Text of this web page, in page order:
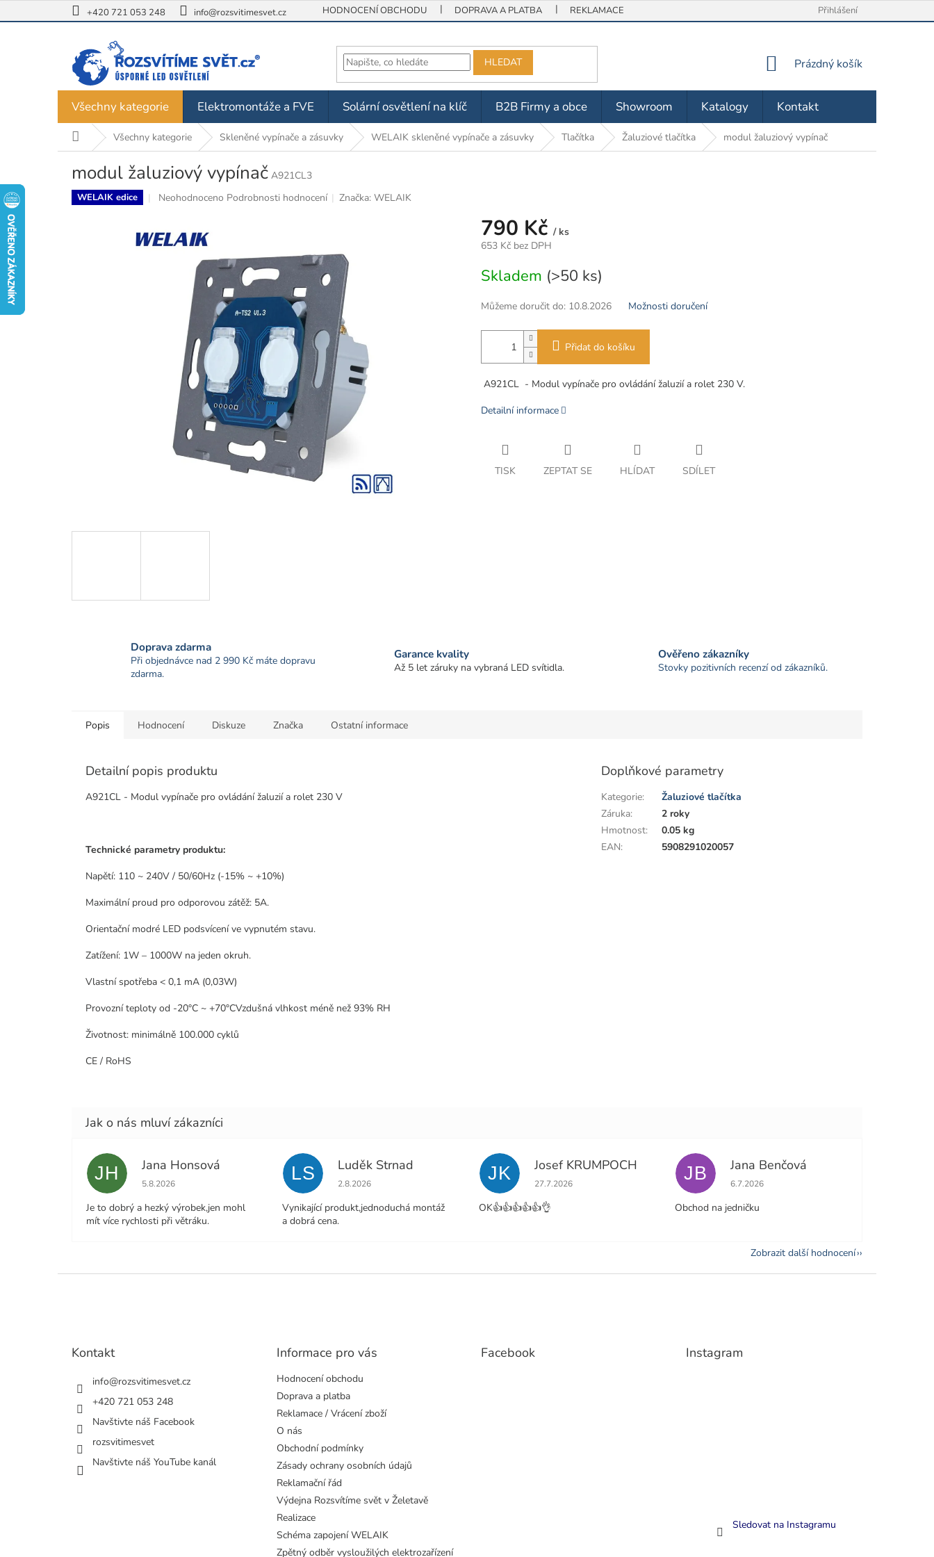
na
+420 721 053 248 info@rozsvitimesvet.cz HODNOCENÍ OBCHODU DOPRAVA A PLATBA REKLAMACE / VRÁCENÍ ZBOŽÍ OBCHODNÍ PODMÍNKY
Přihlášení
HLEDAT
NÁKUPNÍ
Prázdný košík
Všechny kategorie Elektromontáže a FVE Solární osvětlení na klíč B2B Firmy a obce Showroom Katalogy Kontakt
Domů Všechny kategorie Skleněné vypínače a zásuvky WELAIK skleněné vypínače a zásuvky Tlačítka Žaluziové tlačítka modul žaluziový vypínač
modul žaluziový vypínač A921CL3
WELAIK edice
Průměrné
je
0,0
hvězdiček.
Neohodnoceno Podrobnosti hodnocení Značka:WELAIK
790 Kč / ks
653 Kč bez DPH
cena:
Skladem (>50 ks)
Můžeme doručit do: 10.8.2026 Možnosti doručení
Přidat do košíku
A921CL - Modul vypínače pro ovládání žaluzií a rolet 230 V.
Detailní informace
TISK ZEPTAT SE HLÍDAT SDÍLET
Doprava zdarma
Při objednávce nad 2 990 Kč máte dopravu
zdarma.
Garance kvality
Až 5 let záruky na vybraná LED svítidla.
Ověřeno zákazníky
Stovky pozitivních recenzí od zákazníků.
Popis Hodnocení Diskuze Značka Ostatní informace
Detailní popis produktu
A921CL - Modul vypínače pro ovládání žaluzií a rolet 230 V
Technické parametry produktu:
Napětí: 110 ~ 240V / 50/60Hz (-15% ~ +10%)
Maximální proud pro odporovou zátěž: 5A.
Orientační modré LED podsvícení ve vypnutém stavu.
Zatížení: 1W – 1000W na jeden okruh.
Vlastní spotřeba < 0,1 mA (0,03W)
Provozní teploty od -20°C ~ +70°CVzdušná vlhkost méně než 93% RH
Životnost: minimálně 100.000 cyklů
CE / RoHS
Doplňkové parametry
Kategorie:
Žaluziové tlačítka
Záruka:
2 roky
Hmotnost:
0.05 kg
EAN: 5908291020057
JH Jana Honsová
Hodnocení obchodu je 5 z 5 hvězdiček.
5.8.2026
Je to dobrý a hezký výrobek,jen mohl
mít více rychlosti při větráku.
LS Luděk Strnad
Hodnocení obchodu je 5 z 5 hvězdiček.
2.8.2026
Vynikající produkt,jednoduchá montáž
a dobrá cena.
JK Josef KRUMPOCH
Hodnocení obchodu je 5 z 5 hvězdiček.
27.7.2026
OK👍👍👍👍👍👌
JB Jana Benčová
Hodnocení obchodu je 5 z 5 hvězdiček.
6.7.2026
Obchod na jedničku
Zobrazit další hodnocení
Kontakt
info@rozsvitimesvet.cz
+420 721 053 248
Navštivte náš Facebook
rozsvitimesvet
Navštivte náš YouTube kanál
Informace pro vás
Hodnocení obchodu
Doprava a platba
Reklamace / Vrácení zboží
O nás
Obchodní podmínky
Zásady ochrany osobních údajů
Reklamační řád
Výdejna Rozsvítíme svět v Želetavě
Realizace
Schéma zapojení WELAIK
Zpětný odběr vysloužilých elektrozařízení
Facebook Instagram
Sledovat na Instagramu